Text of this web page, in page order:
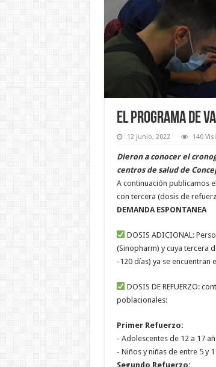
El programa de
12 junio, 2022 140
Dieron a conocer el
centros de salud de
A continuación publicamos
con tercera (dosis de
DEMANDA ESPONTANEA
DOSIS ADICIONAL:
(Sinopharm) y cuya tercera
-120 días) ya se encuentran
DOSIS DE REFUERZO:
poblacionales:
Primer Refuerzo:
- Adolescentes de 12 a 17
- Niños y niñas de entre 5 y
Segundo Refuerzo: